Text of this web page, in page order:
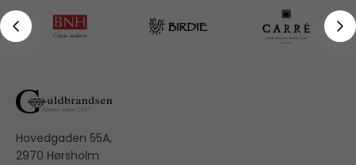
Hovedgaden 55A,
2970 Hørsholm